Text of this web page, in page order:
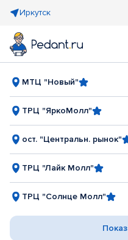
Иркутск
МТЦ "Новый"
ТРЦ "ЯркоМолл"
ост. "Центральн. рынок"
ТРЦ "Лайк Молл"
ТРЦ "Солнце Молл"